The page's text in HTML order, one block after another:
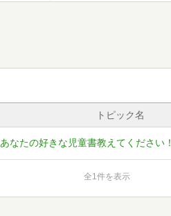
トピック名
あなたの好きな児童書教えてください！
全1件を表示